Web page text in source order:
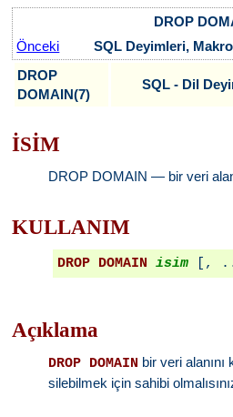
DROP
Önceki
SQL Deyimleri,
DROP
DOMAIN(7)
SQL - Dil
İSİM
DROP DOMAIN — bir veri
KULLANIM
DROP DOMAIN isim [,
Açıklama
DROP DOMAIN bir veri alanını
silebilmek için sahibi